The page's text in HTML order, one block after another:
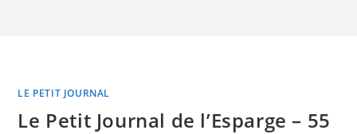
LE PETIT JOURNAL
Le Petit Journal de l’Esparge – 55